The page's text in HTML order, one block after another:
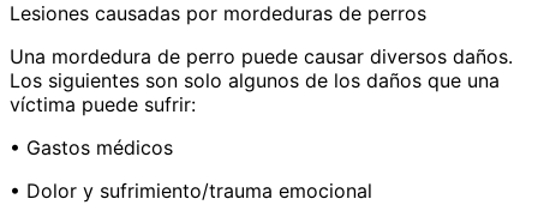
Lesiones causadas por mordeduras de perros
Una mordedura de perro puede causar diversos daños.
Los siguientes son solo algunos de los daños que una
víctima puede sufrir:
• Gastos médicos
• Dolor y sufrimiento/trauma emocional